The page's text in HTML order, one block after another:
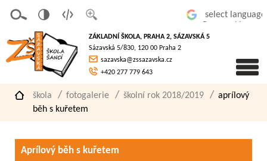
písmo
á
verze
pro
slaboz
raké
ZÁKLADNÍ ŠKOLA, PRAHA 2, SÁZAVSKÁ 5
Sázavská 5/830, 120 00 Praha 2
sazavska@zssazavska.cz
+420 277 779 643
škola fotogalerie školní rok 2018/2019
aprílový
běh s kuřetem
Aprílový běh s kuřetem